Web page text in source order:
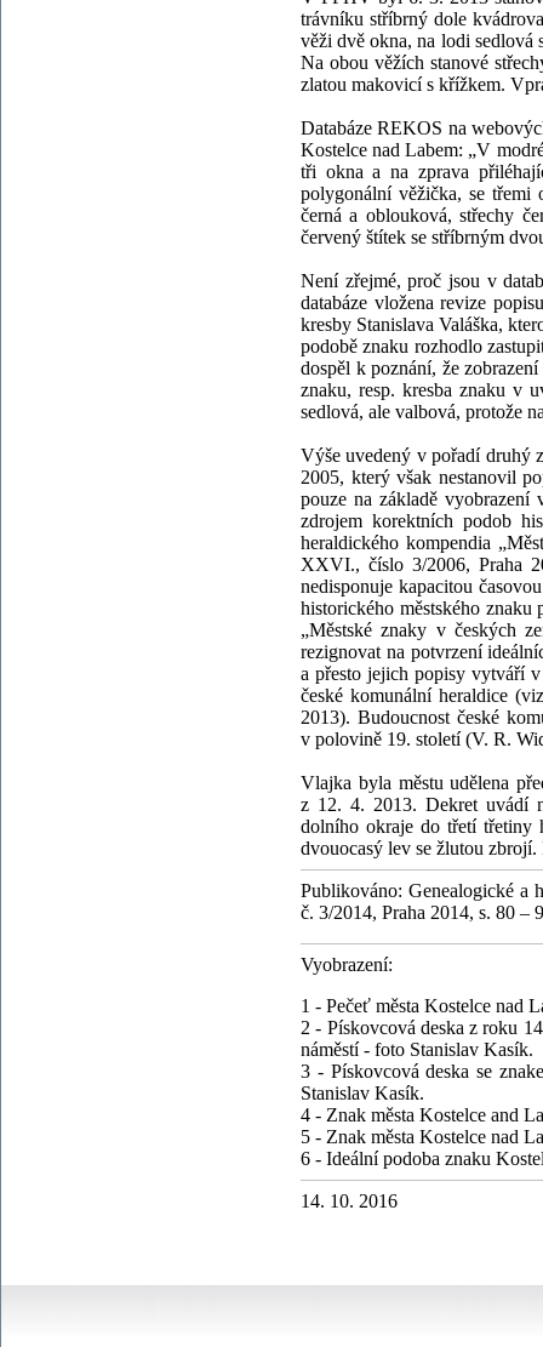
trávníku stříbrný dole
věži dvě okna, na lodi sedlová
Na obou věžích stanové
zlatou makovicí s křížkem.
Databáze REKOS na
Kostelce nad Labem: „V
tři okna a na zprava
polygonální věžička, se třemi
černá a oblouková, střechy
červený štítek se stříbrným
Není zřejmé, proč jsou v
databáze vložena revize
kresby Stanislava Valáška,
podobě znaku rozhodlo
dospěl k poznání, že
znaku, resp. kresba znaku v
sedlová, ale valbová, protože
Výše uvedený v pořadí druhý
2005, který však nestanovil
pouze na základě
zdrojem korektních podob
heraldického kompendia
XXVI., číslo 3/2006, Praha
nedisponuje kapacitou
historického městského
„Městské znaky v českých
rezignovat na potvrzení
a přesto jejich popisy vytváří
české komunální heraldice
2013). Budoucnost české
v polovině 19. století (V. R.
Vlajka byla městu udělena
z 12. 4. 2013. Dekret uvádí
dolního okraje do třetí třetiny
dvouocasý lev se žlutou
Publikováno: Genealogické a
č. 3/2014, Praha 2014, s. 80 –
Vyobrazení:
1 - Pečeť města Kostelce nad
2 - Pískovcová deska z roku
náměstí - foto Stanislav Kasík.
3 - Pískovcová deska se
Stanislav Kasík.
4 - Znak města Kostelce and
5 - Znak města Kostelce nad
6 - Ideální podoba znaku
14. 10. 2016